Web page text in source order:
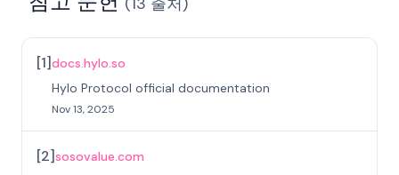
[1]docs.hylo.so
Hylo Protocol official documentation
Nov 13, 2025
[2]sosovalue.com